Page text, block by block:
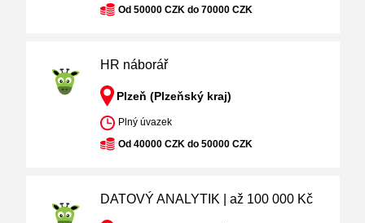
Od 50000 CZK do 70000 CZK
HR náborář
Plzeň (Plzeňský kraj)
Plný úvazek
Od 40000 CZK do 50000 CZK
DATOVÝ ANALYTIK | až 100 000 Kč